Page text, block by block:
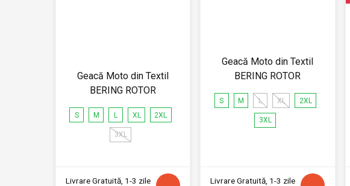
Geacă Moto din Textil
BERING ROTOR
S M L XL 2XL
3XL
Livrare Gratuită, 1-3 zile
Geacă Moto din Textil
BERING ROTOR
S M L XL 2XL
3XL
Livrare Gratuită, 1-3 zile